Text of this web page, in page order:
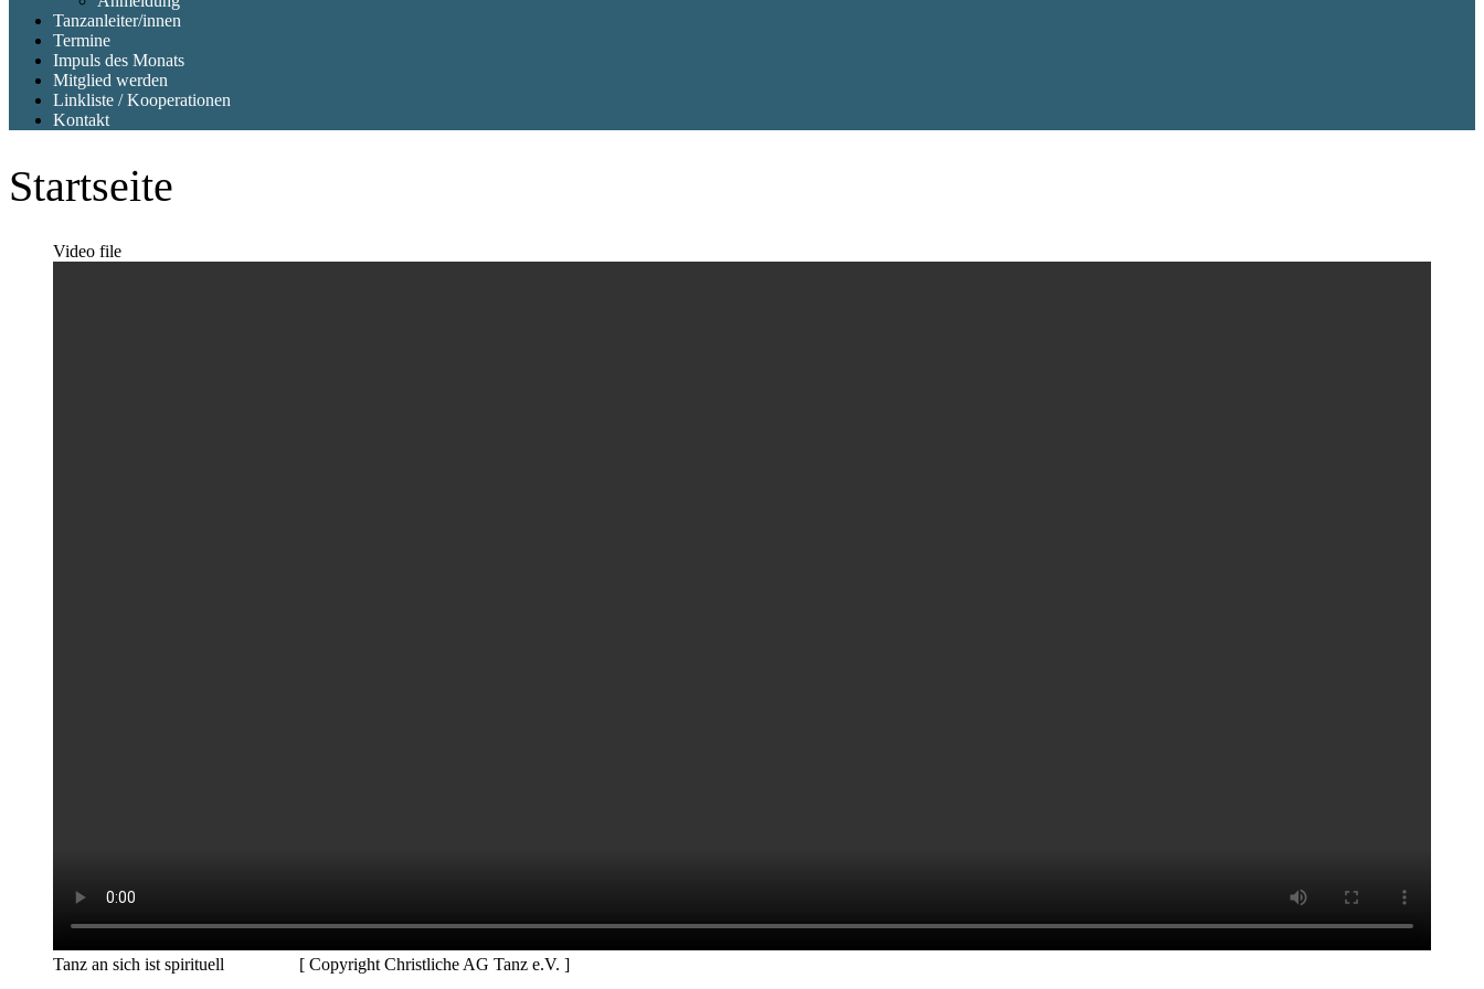
Tanzanleiter/innen
Termine
Impuls des Monats
Mitglied werden
Linkliste / Kooperationen
Kontakt
Startseite
Video file
Tanz an sich ist spirituell [ Copyright Christliche AG Tanz e.V. ]